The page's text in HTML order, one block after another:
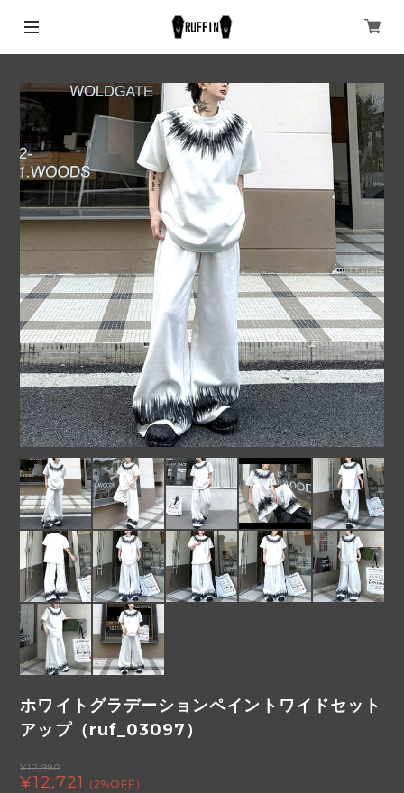
ホワイトグラデーションペイントワイドセット
アップ（ruf_03097）
¥12,980
¥12,721 (2%OFF)